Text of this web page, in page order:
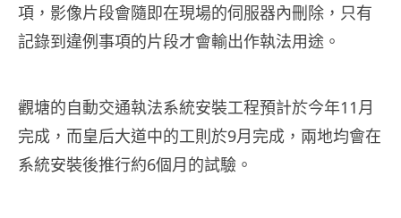
項，影像片段會隨即在現場的伺服器內刪除，只有
記錄到違例事項的片段才會輸出作執法用途。
觀塘的自動交通執法系統安裝工程預計於今年11月
完成，而皇后大道中的工則於9月完成，兩地均會在
系統安裝後推行約6個月的試驗。